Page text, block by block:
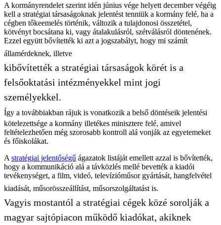
A kormányrendelet szerint idén június vége helyett december végéig
kell a stratégiai társaságoknak jelentést tenniük a kormány felé, ha a
cégben tőkeemelés történik, változik a tulajdonosi összetétel,
kötvényt bocsátana ki, vagy átalakulásról, szétválásról döntenének.
Ezzel együtt bővítették ki azt a jogszabályt, hogy mi számít
államérdeknek, illetve
kibővítették a stratégiai társaságok körét is a
felsőoktatási intézményekkel mint jogi
személyekkel.
Így a továbbiakban rájuk is vonatkozik a belső döntéseik jelentési
kötelezettsége a kormány illetékes minisztere felé, amivel
feltételezhetően még szorosabb kontroll alá vonják az egyetemeket
és főiskolákat.
A stratégiai jelentőségű ágazatok listáját emellett azzal is bővítették,
hogy a kommunikáció alá a távközlés mellé bevették a kiadói
tevékenységet, a film, videó, televízióműsor gyártását, hangfelvétel
kiadását, műsorösszeállítást, műsorszolgáltatást is.
Vagyis mostantól a stratégiai cégek közé sorolják a
magyar sajtópiacon működő kiadókat, akiknek